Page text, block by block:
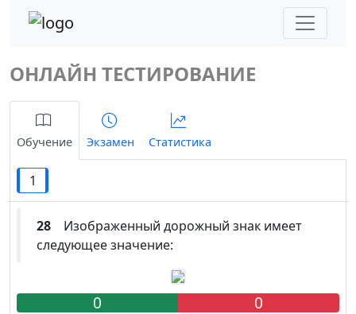
ОНЛАЙН ТЕСТИРОВАНИЕ
Обучение Экзамен Статистика
1
28 Изображенный дорожный знак имеет
следующее значение:
0 0